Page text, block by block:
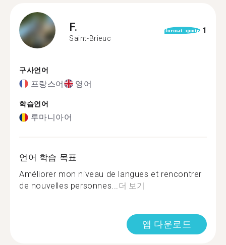
F.
Saint-Brieuc
format_quote 1
구사언어
프랑스어 영어
학습언어
루마니아어
언어 학습 목표
Améliorer mon niveau de langues et rencontrer
de nouvelles personnes...더 보기
앱 다운로드